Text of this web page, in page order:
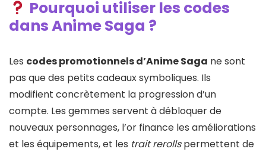
Pourquoi utiliser les codes
dans Anime Saga ?
Les codes promotionnels d’Anime Saga ne sont
pas que des petits cadeaux symboliques. Ils
modifient concrètement la progression d’un
compte. Les gemmes servent à débloquer de
nouveaux personnages, l’or finance les améliorations
et les équipements, et les trait rerollspermettent de